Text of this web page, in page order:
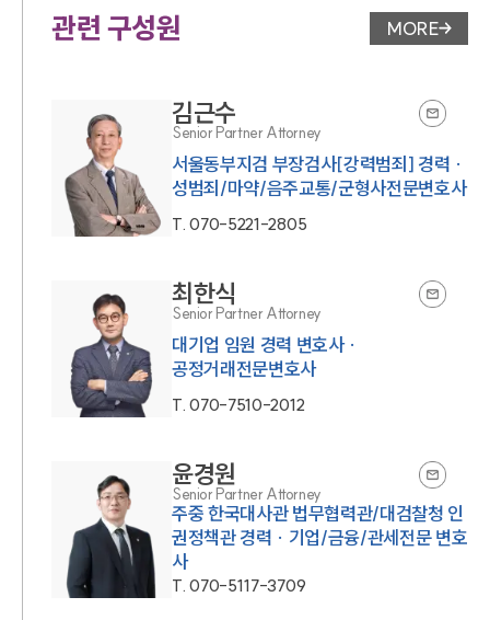
관련 구성원 변호사 페
MORE
김근수
Senior Partner Attorney
서울동부지검 부장검사[강력범죄] 경력 ·
성범죄/마약/음주교통/군형사전문변호사
T.070-5221-2805
최한식
Senior Partner Attorney
대기업 임원 경력 변호사 ·
공정거래전문변호사
T.070-7510-2012
윤경원
Senior Partner Attorney
주중 한국대사관 법무협력관/대검찰청 인
권정책관 경력 · 기업/금융/관세전문 변호
사
T.070-5117-3709